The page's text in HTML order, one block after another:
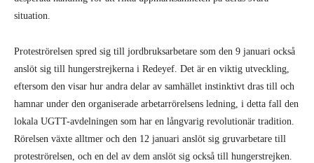
situation.
Proteströrelsen spred sig till jordbruksarbetare som den 9 januari också
anslöt sig till hungerstrejkerna i Redeyef. Det är en viktig utveckling,
eftersom den visar hur andra delar av samhället instinktivt dras till och
hamnar under den organiserade arbetarrörelsens ledning, i detta fall den
lokala UGTT-avdelningen som har en långvarig revolutionär tradition.
Rörelsen växte alltmer och den 12 januari anslöt sig gruvarbetare till
proteströrelsen, och en del av dem anslöt sig också till hungerstrejken.